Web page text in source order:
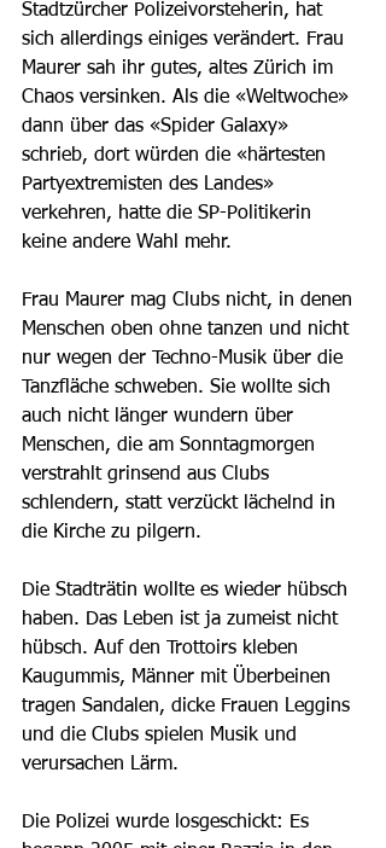
Stadtzürcher Polizeivorsteherin, hat
sich allerdings einiges verändert. Frau
Maurer sah ihr gutes, altes Zürich im
Chaos versinken. Als die «Weltwoche»
dann über das «Spider Galaxy»
schrieb, dort würden die «härtesten
Partyextremisten des Landes»
verkehren, hatte die SP-Politikerin
keine andere Wahl mehr.
Frau Maurer mag Clubs nicht, in denen
Menschen oben ohne tanzen und nicht
nur wegen der Techno-Musik über die
Tanzfläche schweben. Sie wollte sich
auch nicht länger wundern über
Menschen, die am Sonntagmorgen
verstrahlt grinsend aus Clubs
schlendern, statt verzückt lächelnd in
die Kirche zu pilgern.
Die Stadträtin wollte es wieder hübsch
haben. Das Leben ist ja zumeist nicht
hübsch. Auf den Trottoirs kleben
Kaugummis, Männer mit Überbeinen
tragen Sandalen, dicke Frauen Leggins
und die Clubs spielen Musik und
verursachen Lärm.
Die Polizei wurde losgeschickt: Es